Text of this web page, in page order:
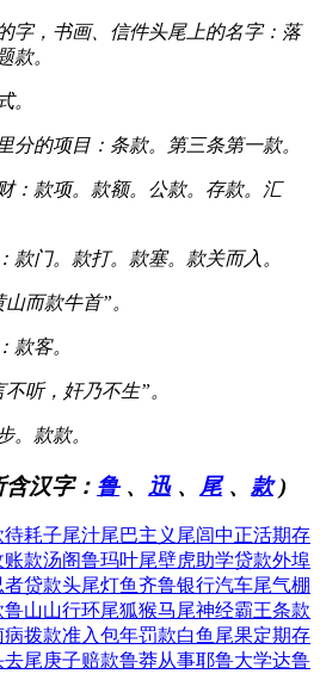
字，书画、信件头尾上的名字：落
款。
。
分的项目：条款。第三条第一款。
：款项。款额。公款。存款。汇
款门。款打。款塞。款关而入。
而款牛首”。
款客。
听，奸乃不生”。
。款款。
含汉字： 鲁、 迅、 尾、 款)
待耗子尾汁尾巴主义 尾闾中正活期存
账款汤阁鲁玛叶尾壁虎助学贷款外埠
者贷款头尾灯鱼齐鲁银行汽车尾气棚
鲁山山行环尾狐猴马尾神经霸王条款
病拨款准入包年罚款白鱼尾果定期存
去尾庚子赔款鲁莽从事耶鲁大学达鲁